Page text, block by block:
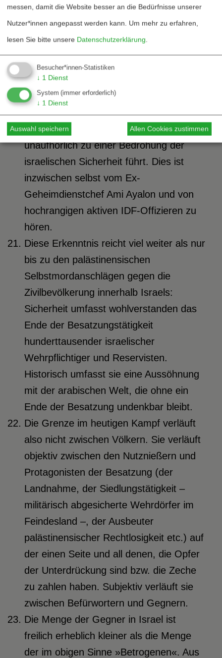
Eigeninteresse verkauft wird.
Sicherheitsinteresse der Palästinenser
diametral entgegen. Aber die
fortschrittlichen Bewegungen in Israel
sind sich heute darin einig, dass es die
Besatzung ist, die notwendig und
unaufhörlich zu einer Bedrohung der
israelischen Sicherheit führt. Dies ist
inzwischen selbst vom Ex-
Geheimdienstchef Ami Ayalon und von
hochrangigen aktiven IDF-Offizieren zu
hören.
Diese Erkenntnis reicht viel weiter als nur
bis zu den palästinensischen
Selbstmordanschlägen gegen die
Zivilbevölkerung innerhalb Israels:
Sicherheit umfasst wohlverstanden das
Ende der Besatzungstätigkeit
hunderttausender israelischer
Wehrpflichtiger und Reservisten.
Historisch umfasst sie eine Aussöhnung
mit der arabischen Welt, die ohne ein
Ende der Besatzung undenkbar bleibt.
Die Grenze im heutigen Kampf verläuft
also nicht zwischen Völkern. Sie verläuft
objektiv zwischen den Nutznießern und
Protagonisten der Besatzung (der
Landnahme, der Siedlungstätigkeit –
militärisch abgesicherte Wehrdörfer im
Feindesland –, der Ausbeuter
palästinensischer Rechtlosigkeit etc.) auf
der einen Seite und all denen, die Opfer
der Unterdrückung sind bzw. die Zeche
zu zahlen haben. Subjektiv verläuft sie
zwischen Befürwortern und Gegnern.
Die Menge der Gegner in Israel ist
freilich erheblich kleiner als die Menge
der im obigen Sinne »Betrogenen«. Aus
messen, damit die Website besser an die Bedürfnisse unserer
Nutzer*innen angepasst werden kann. Um mehr zu erfahren,
lesen Sie bitte unsere Datenschutzerklärung.
Besucher*innen-Statistiken
↓ 1 Dienst
System (immer erforderlich)
↓ 1 Dienst
Auswahl speichern Allen Cookies zustimmen